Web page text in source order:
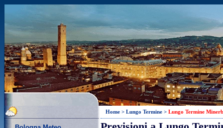
Home > Lungo Termine > Lungo Termine